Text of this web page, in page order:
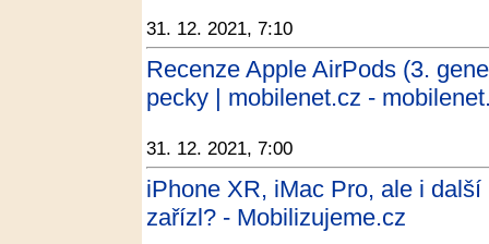
31. 12. 2021, 7:10
Recenze Apple AirPods (3.
pecky | mobilenet.cz -
31. 12. 2021, 7:00
iPhone XR, iMac Pro, ale i
zařízl? - Mobilizujeme.cz